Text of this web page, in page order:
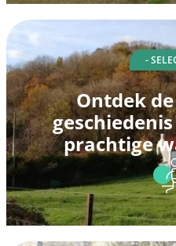
-
Ontdek
prachtige